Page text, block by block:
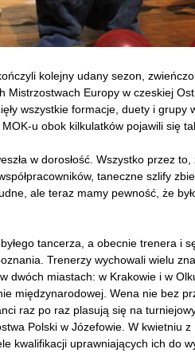
kolejny udany sezon,
Mistrzostwach Europy w czeskiej
wszystkie formacje, duety i grupy
u obok kilkulatków pojawili się
w dorosłość. Wszystko przez
taneczne szlify
ale teraz mamy pewność, że
tancerza, a obecnie trenera i
Trenerzy wychowali wielu
dwóch miastach: w Krakowie i w
międzynarodowej. Wena nie bez
raz po raz plasują się na
Polski w Józefowie. W kwietniu
kwalifikacji uprawniających ich do